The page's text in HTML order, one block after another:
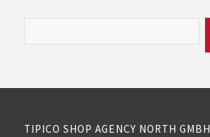
TIPICO SHOP AGENCY NORTH GMBH